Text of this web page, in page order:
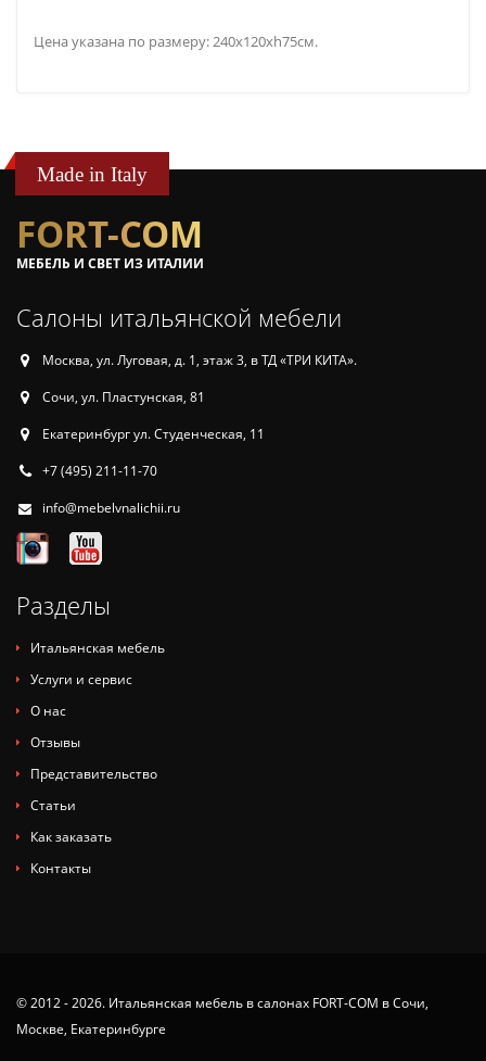
Цена указана по размеру: 240x120xh75см.
Made in Italy
FORT-COM
МЕБЕЛЬ И СВЕТ ИЗ ИТАЛИИ
Салоны итальянской мебели
Москва, ул. Луговая, д. 1, этаж 3, в ТД «ТРИ КИТА».
Сочи, ул. Пластунская, 81
Екатеринбург ул. Студенческая, 11
+7 (495) 211-11-70
info@mebelvnalichii.ru
Разделы
Итальянская мебель
Услуги и сервис
О нас
Отзывы
Представительство
Статьи
Как заказать
Контакты
© 2012 - 2026. Итальянская мебель в салонах FORT-COM в Сочи,
Москве, Екатеринбурге